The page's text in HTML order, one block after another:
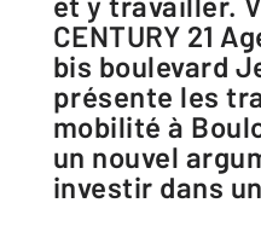
CENTURY 21
bis boulevard
présente les
mobilité à
un nouvel
investir dans